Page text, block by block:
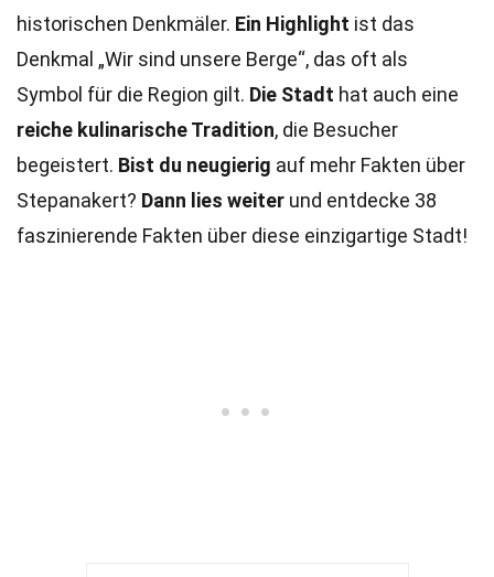
historischen Denkmäler. Ein Highlight ist das
Denkmal „Wir sind unsere Berge“, das oft als
Symbol für die Region gilt. Die Stadt hat auch eine
reiche kulinarische Tradition, die Besucher
begeistert. Bist du neugierig auf mehr Fakten über
Stepanakert? Dann lies weiter und entdecke 38
faszinierende Fakten über diese einzigartige Stadt!